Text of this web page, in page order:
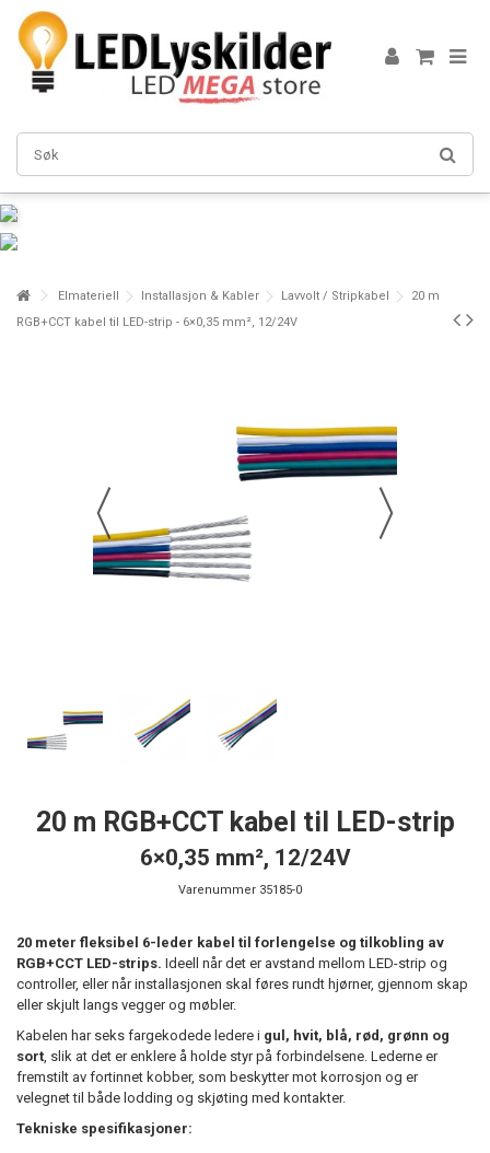
Elmateriell Installasjon & Kabler Lavvolt / Stripkabel
20 m
RGB+CCT kabel til LED-strip - 6×0,35 mm², 12/24V
20 m RGB+CCT kabel til LED-strip
6×0,35 mm², 12/24V
Varenummer 35185-0
20 meter fleksibel 6-leder kabel til forlengelse og tilkobling av
RGB+CCT LED-strips. Ideell når det er avstand mellom LED-strip og
controller, eller når installasjonen skal føres rundt hjørner, gjennom skap
eller skjult langs vegger og møbler.
Kabelen har seks fargekodede ledere i gul, hvit, blå, rød, grønn og
sort , slik at det er enklere å holde styr på forbindelsene. Lederne er
fremstilt av fortinnet kobber, som beskytter mot korrosjon og er
velegnet til både lodding og skjøting med kontakter.
Tekniske spesifikasjoner: